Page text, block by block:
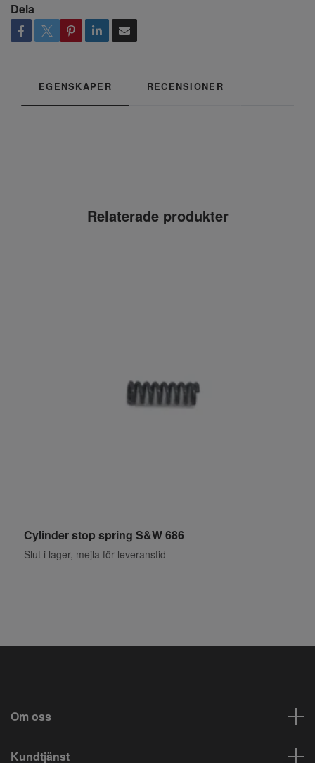
Dela
EGENSKAPER RECENSIONER
Cylinder stop spring S&W 686
Slut i lager, mejla för leveranstid
Om oss
Kundtjänst